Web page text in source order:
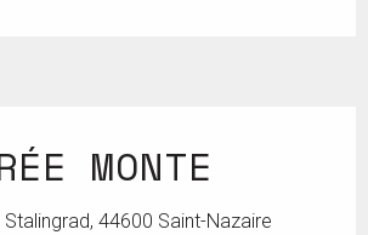
MONTE
44600 Saint-Nazaire